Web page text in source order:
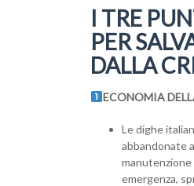
I TRE
PER
DALLA
ECONOMIA
Le dighe
abbandonate
emergenza,